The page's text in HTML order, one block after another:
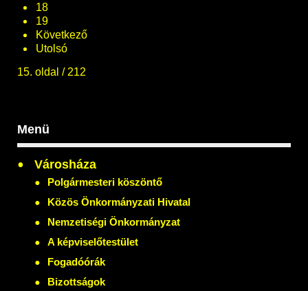
18
19
Következő
Utolsó
15. oldal / 212
Menü
Városháza
Polgármesteri köszöntő
Közös Önkormányzati Hivatal
Nemzetiségi Önkormányzat
A képviselőtestület
Fogadóórák
Bizottságok